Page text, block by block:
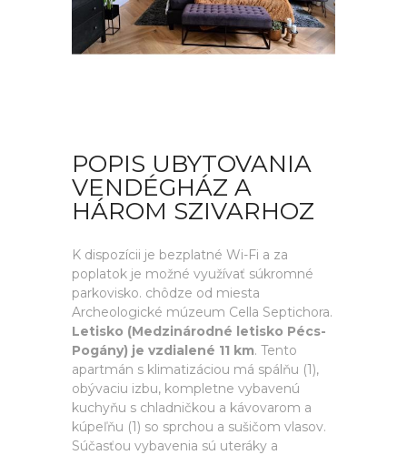
POPIS UBYTOVANIA
VENDÉGHÁZ A
HÁROM SZIVARHOZ
K dispozícii je bezplatné Wi-Fi a za
poplatok je možné využívať súkromné
parkovisko. chôdze od miesta
Archeologické múzeum Cella Septichora.
Letisko (Medzinárodné letisko Pécs-
Pogány) je vzdialené 11 km. Tento
apartmán s klimatizáciou má spálňu (1),
obývaciu izbu, kompletne vybavenú
kuchyňu s chladničkou a kávovarom a
kúpeľňu (1) so sprchou a sušičom vlasov.
Súčasťou vybavenia sú uteráky a